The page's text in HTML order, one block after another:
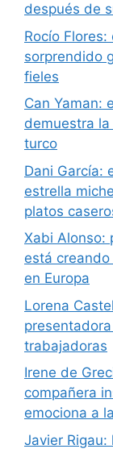
después de
Rocío
sorprendido
fieles
Can Yaman:
demuestra
turco
Dani García:
estrella
platos
Xabi Alonso:
está
en Europa
Lorena
trabajadoras
Irene de
compañera
emociona a
Javier